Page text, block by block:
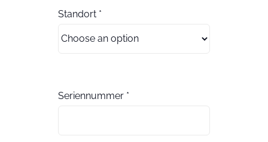
Standort *
Seriennummer *